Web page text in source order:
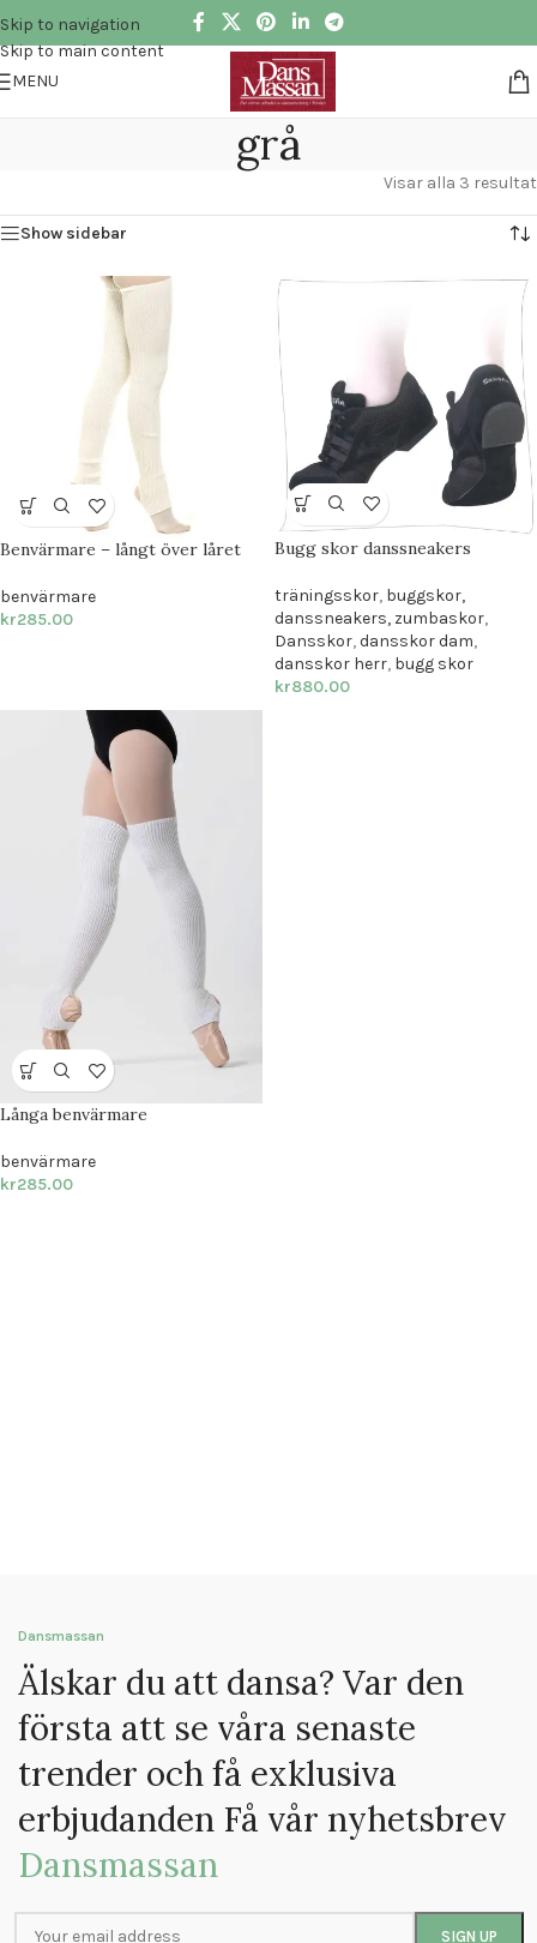
Skip to navigation
Skip to main content
MENU
grå
Visar alla 3 resultat
Show sidebar
Benvärmare – långt över låret
benvärmare
kr285.00
Bugg skor danssneakers
träningsskor, buggskor,
danssneakers, zumbaskor,
Dansskor,dansskor dam,
dansskor herr, bugg skor
kr880.00
Långa benvärmare
benvärmare
kr285.00
Dansmassan
Älskar du att dansa? Var den
första att se våra senaste
trender och få exklusiva
erbjudanden Få vår nyhetsbrev
Dansmassan